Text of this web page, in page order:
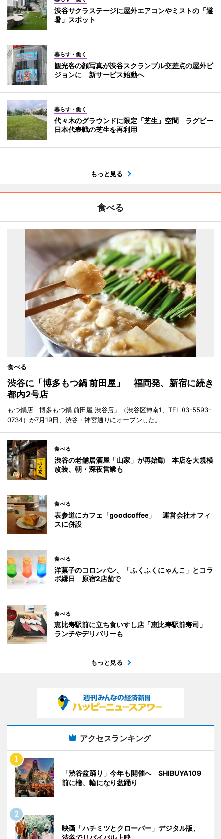
渋谷サクラステージに屋外エアコンやミストの「避
暑」スポット
暮らす・働く
観光客の顔写真が渋谷スクランブル交差点の屋外ビ
ジョンに 新サービス始動へ
暮らす・働く
代々木のグラウンドに限定「芝生」空間 ラグビー
日本代表戦の芝生を再利用
もっと見る
食べる
食べる
渋谷に「博多もつ鍋 前田屋」 福岡発、新宿に続き
都内2号店
もつ鍋店「博多もつ鍋 前田屋 渋谷店」（渋谷区神南1、TEL 03-5593-
0734）が7月19日、渋谷・神宮通りにオープンした。
食べる
渋谷の老舗居酒屋「山家」が再始動 本店を大規模
改装、朝・深夜営業も
食べる
表参道にカフェ「goodcoffee」 運営会社オフィ
スに併設
食べる
洋菓子のコロンバン、「ふくふくにゃんこ」とコラ
ボ縁日 原宿2店舗で
食べる
恵比寿駅前に立ち食いすし店「恵比寿駅前寿司」
ランチやデリバリーも
もっと見る
アクセスランキング
「渋谷盆踊り」今年も開催へ SHIBUYA109
前に櫓、輪になり盆踊り
映画「ハチミツとクローバー」デジタル版、